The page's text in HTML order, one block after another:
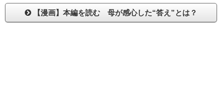
【漫画】本編を読む 母が感心した“答え”とは？